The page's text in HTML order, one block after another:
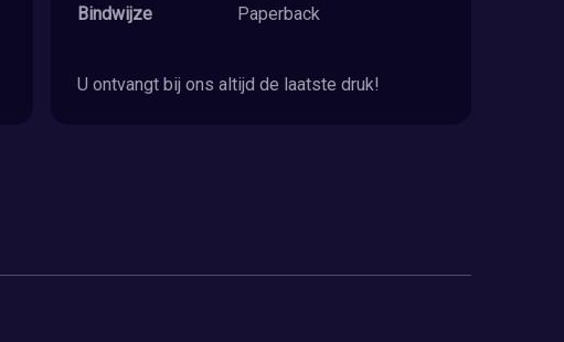
Bindwijze
Paperback
U ontvangt bij ons altijd de laatste druk!